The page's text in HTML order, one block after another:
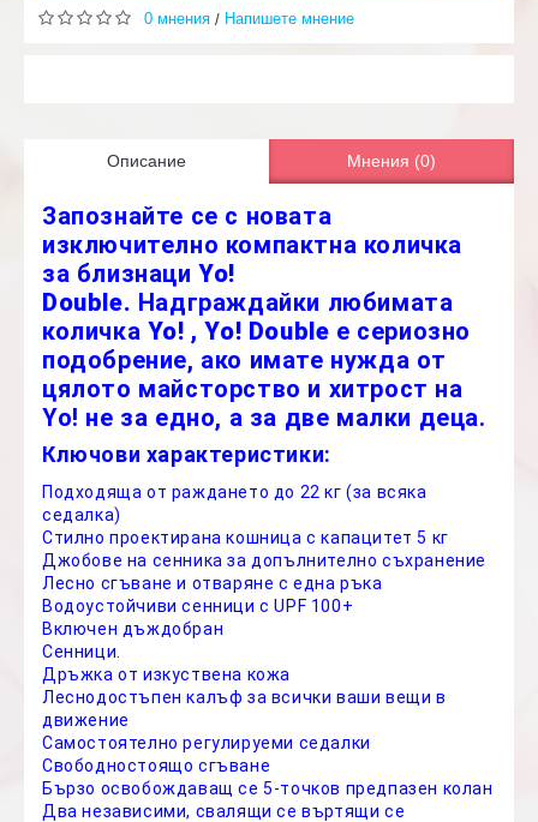
0 мнения / Напишете мнение
Описание Мнения (0)
Запознайте се с новата
изключително компактна количка
за близнациYo!
Double. Надграждайки любимата
количка Yo! , Yo! Double е сериозно
подобрение, ако имате нужда от
цялото майсторство и хитрост на
Yo! не за едно, а за две малки деца.
Ключови характеристики:
Подходяща от раждането до 22 кг (за всяка
седалка)
Стилно проектирана кошница с капацитет 5 кг
Джобове на сенника за допълнително съхранение
Лесно сгъване и отваряне с една ръка
Водоустойчиви сенници с UPF 100+
Включен дъждобран
Сенници.
Дръжка от изкуствена кожа
Леснодостъпен калъф за всички ваши вещи в
движение
Самостоятелно регулируеми седалки
Свободностоящо сгъване
Бързо освобождаващ се 5-точков предпазен колан
Два независими, свалящи се въртящи се